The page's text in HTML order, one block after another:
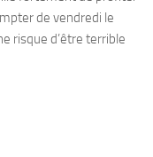
de vendredi le
risque d’être terrible